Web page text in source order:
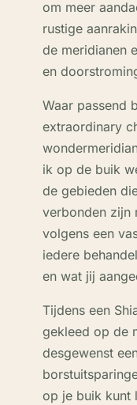
om meer
rustige
de meridianen
en
Waar passend
extraordinary
ik op de buik
de gebieden
verbonden zijn
volgens een
iedere
en wat jij
Tijdens een
gekleed op de
desgewenst
op je buik kunt